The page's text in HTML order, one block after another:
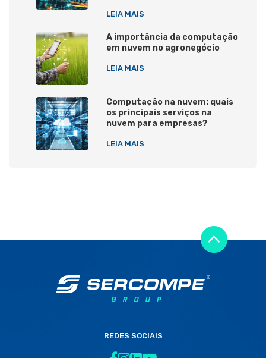
LEIA MAIS
A importância da computação
em nuvem no agronegócio
LEIA MAIS
Computação na nuvem: quais
os principais serviços na
nuvem para empresas?
LEIA MAIS
REDES SOCIAIS